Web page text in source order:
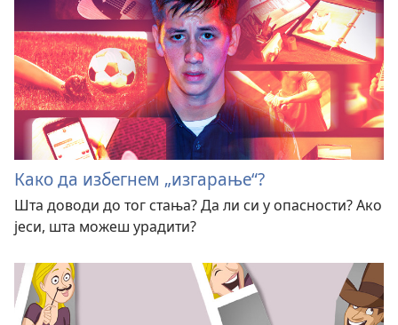
Како да избегнем „изгарање“?
Шта доводи до тог стања? Да ли си у опасности? Ако
јеси, шта можеш урадити?